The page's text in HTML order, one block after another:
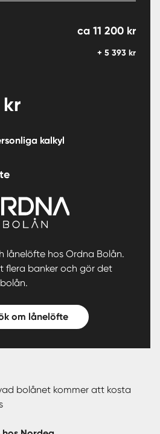
ca 11 200 kr
+ 5 393 kr
kr
kalkyl
lånelöfte hos Ordna Bolån.
flera banker och gör det
om lånelöfte
bolånet kommer att kosta